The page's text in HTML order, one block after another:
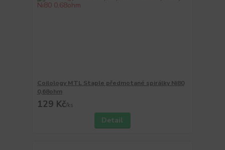
Coilology MTL Staple předmotané spirálky Ni80
0,68ohm
129 Kč/ks
Detail